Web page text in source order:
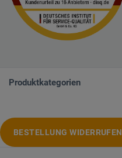
Produktkategorien
BESTELLUNG WIDERRUFEN